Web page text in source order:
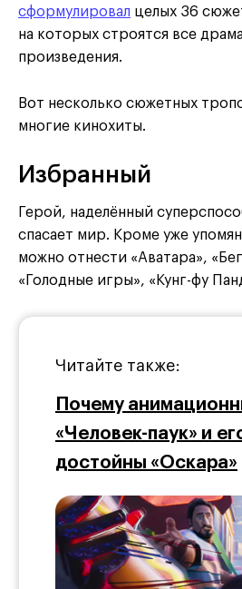
сформулировал целых 36
на которых строятся все
произведения.
Вот несколько сюжетных
многие кинохиты.
Избранный
Герой, наделённый
спасает мир. Кроме уже
можно отнести «Аватара»,
«Голодные игры», «Кунг-фу
Читайте также:
Почему
«Человек-паук» и
достойны «Оскара»